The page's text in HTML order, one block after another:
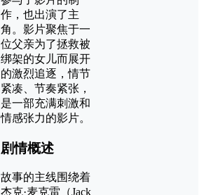
作，也出演了主
角。影片聚焦于一
位父亲为了拯救被
绑架的女儿而展开
的激烈追逐，情节
紧凑、节奏紧张，
是一部充满刺激和
情感张力的影片。
剧情概述
故事的主线围绕着
杰克·麦克雷（Jack